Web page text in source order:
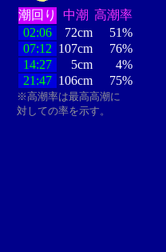
潮回り 中潮 高潮率
02:06
72cm
51%
07:12 107cm
76%
14:27
5cm
4%
21:47 106cm 75%
※高潮率は最高高潮に
対しての率を示す。